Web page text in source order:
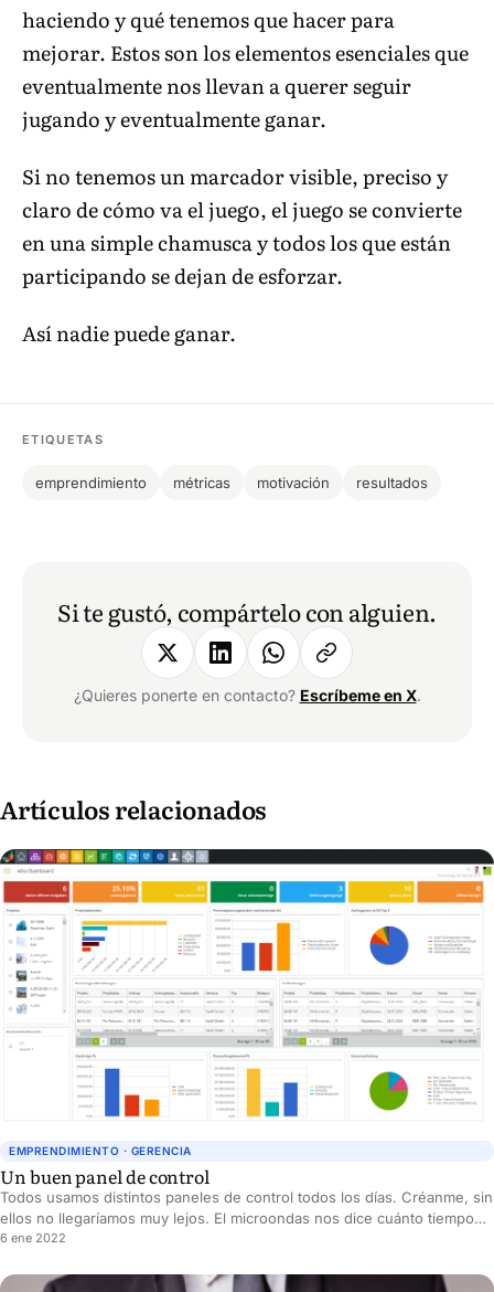
haciendo y qué tenemos que hacer para
mejorar. Estos son los elementos esenciales que
eventualmente nos llevan a querer seguir
jugando y eventualmente ganar.
Si no tenemos un marcador visible, preciso y
claro de cómo va el juego, el juego se convierte
en una simple chamusca y todos los que están
participando se dejan de esforzar.
Así nadie puede ganar.
ETIQUETAS
emprendimiento métricas motivación resultados
Si te gustó, compártelo con alguien.
¿Quieres ponerte en contacto? Escríbeme en X.
Artículos relacionados
EMPRENDIMIENTO · GERENCIA
Un buen panel de control
Todos usamos distintos paneles de control todos los días. Créanme, sin
ellos no llegaríamos muy lejos. El microondas nos dice cuánto tiempo
falta para que nuestra comida esté lista. El carro nos dice a qué
del aceite. Operar cualquiera de estas simples máquinas sería
6 ene 2022